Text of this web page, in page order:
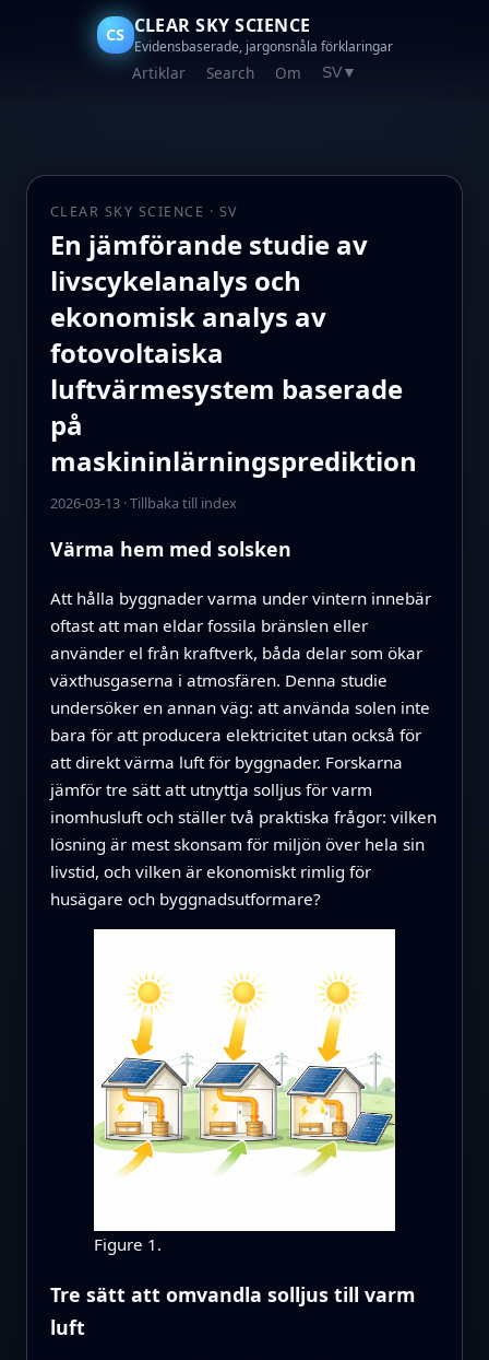
CS CLEAR SKY SCIENCE
Evidensbaserade, jargonsnåla förklaringar
Artiklar Search Om SV ▼
CLEAR SKY SCIENCE · SV
En jämförande studie av
livscykelanalys och
ekonomisk analys av
fotovoltaiska
luftvärmesystem baserade
på
maskininlärningsprediktion
2026-03-13·Tillbaka till index
Värma hem med solsken
Att hålla byggnader varma under vintern innebär
oftast att man eldar fossila bränslen eller
använder el från kraftverk, båda delar som ökar
växthusgaserna i atmosfären. Denna studie
undersöker en annan väg: att använda solen inte
bara för att producera elektricitet utan också för
att direkt värma luft för byggnader. Forskarna
jämför tre sätt att utnyttja solljus för varm
inomhusluft och ställer två praktiska frågor: vilken
lösning är mest skonsam för miljön över hela sin
livstid, och vilken är ekonomiskt rimlig för
husägare och byggnadsutformare?
Figure 1.
Tre sätt att omvandla solljus till varm
luft